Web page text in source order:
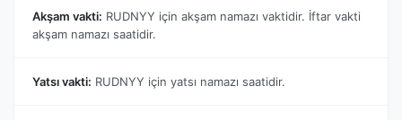
Akşam vakti: RUDNYY için akşam namazı vaktidir. İftar vakti
akşam namazı saatidir.
Yatsı vakti: RUDNYY için yatsı namazı saatidir.